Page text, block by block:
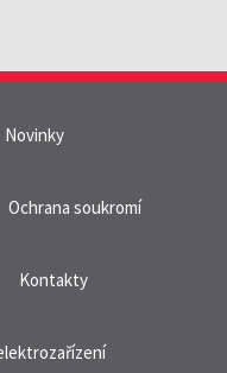
Novinky
Ochrana soukromí
Kontakty